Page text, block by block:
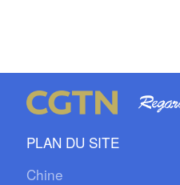
PLAN DU SITE
Chine